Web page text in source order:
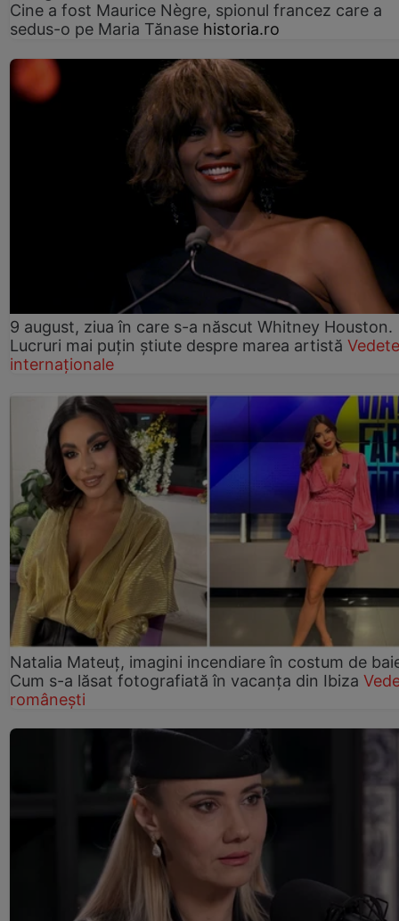
Cine a fost Maurice Nègre, spionul francez care a
sedus-o pe Maria Tănase historia.ro
9 august, ziua în care s-a născut Whitney Houston.
Lucruri mai puțin știute despre marea artistă Vedete
internaționale
Natalia Mateuț, imagini incendiare în costum de
Cum s-a lăsat fotografiată în vacanța din Ibiza
românești